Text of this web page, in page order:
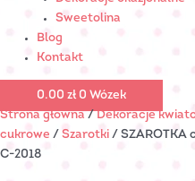
Sweetolina
Blog
Kontakt
0.00 zł 0 Wózek
Strona główna / Dekoracje
cukrowe / Szarotki / SZAROTKA
C-2018